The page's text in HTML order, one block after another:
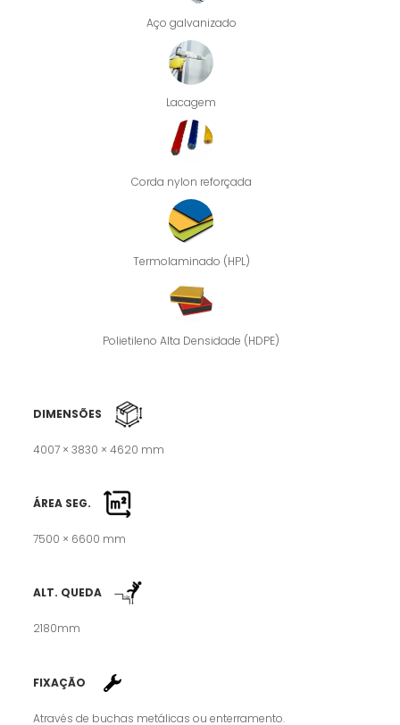
Aço galvanizado
Lacagem
Corda nylon reforçada
Termolaminado (HPL)
Polietileno Alta Densidade (HDPE)
DIMENSÕES
4007 × 3830 × 4620 mm
ÁREA SEG.
7500 × 6600 mm
ALT. QUEDA
2180mm
FIXAÇÃO
Através de buchas metálicas ou enterramento.